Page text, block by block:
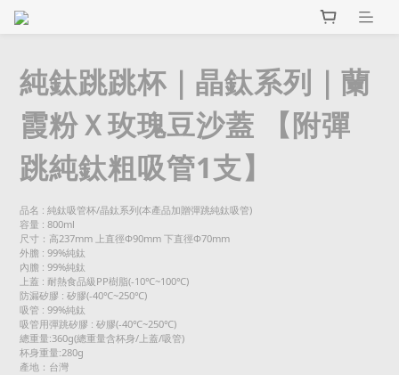
純鈦跳跳杯｜晶鈦系列｜蘭
霞粉Ｘ玫瑰豆沙蓋 【附彈
跳純鈦粗吸管1支】
品名 : 純鈦吸管杯/晶鈦系列(本產品加贈彈跳純鈦吸管)
容量 : 800ml
尺寸：高237mm 上直徑Φ90mm 下直徑Φ70mm
外膽 : 99%純鈦
內膽 : 99%純鈦
上蓋 : 耐熱食品級PP樹脂(-10℃~100℃)
防漏矽膠 : 矽膠(-40℃~250℃)
吸管 : 99%純鈦
吸管用彈跳矽膠 : 矽膠(-40℃~250℃)
總重量:360g(總重量含杯身/上蓋/吸管)
杯身重量:280g
產地：台灣